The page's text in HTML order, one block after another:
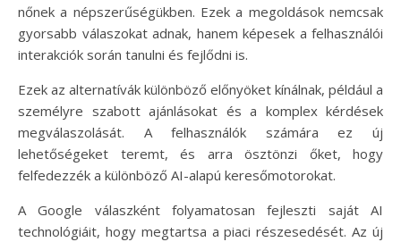
nőnek a népszerűségükben. Ezek a megoldások nemcsak
gyorsabb válaszokat adnak, hanem képesek a felhasználói
interakciók során tanulni és fejlődni is.
Ezek az alternatívák különböző előnyöket kínálnak, például a
személyre szabott ajánlásokat és a komplex kérdések
megválaszolását. A felhasználók számára ez új
lehetőségeket teremt, és arra ösztönzi őket, hogy
felfedezzék a különböző AI-alapú keresőmotorokat.
A Google válaszként folyamatosan fejleszti saját AI
technológiáit, hogy megtartsa a piaci részesedését. Az új